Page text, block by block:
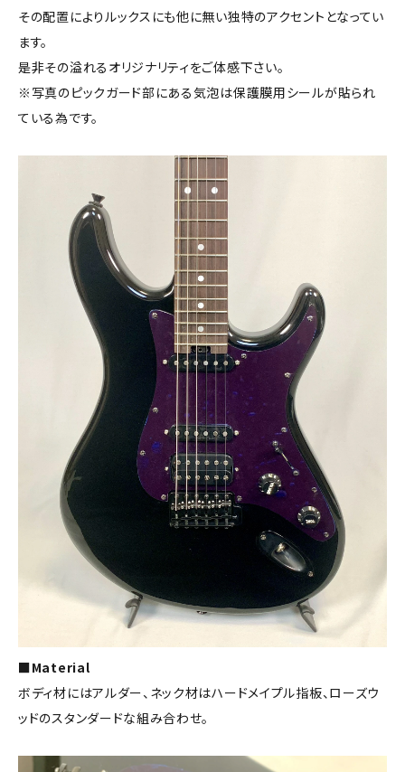
その配置によりルックスにも他に無い独特のアクセントとなってい
ます。
是非その溢れるオリジナリティをご体感下さい。
※写真のピックガード部にある気泡は保護膜用シールが貼られ
ている為です。
■Material
ボディ材にはアルダー、ネック材はハードメイプル指板、ローズウ
ッドのスタンダードな組み合わせ。